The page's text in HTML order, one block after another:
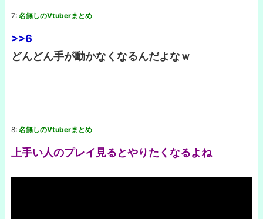
7: 名無しのVtuberまとめ
>>6
どんどん手が動かなくなるんだよなｗ
8: 名無しのVtuberまとめ
上手い人のプレイ見るとやりたくなるよね